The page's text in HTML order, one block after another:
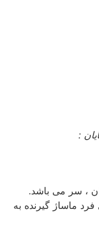
:
سر می باشد.
ماساژ گیرنده به